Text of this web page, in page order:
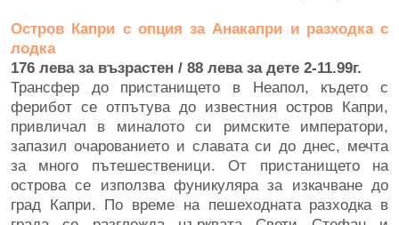
Остров Капри с опция за Анакапри и разходка с
лодка
176 лева за възрастен / 88 лева за дете 2-11.99г.
Трансфер до пристанището в Неапол, където с
ферибот се отпътува до известния остров Капри,
привличал в миналото си римските императори,
запазил очарованието и славата си до днес, мечта
за много пътешественици. От пристанището на
острова се използва фуникуляра за изкачване до
град Капри. По време на пешеходната разходка в